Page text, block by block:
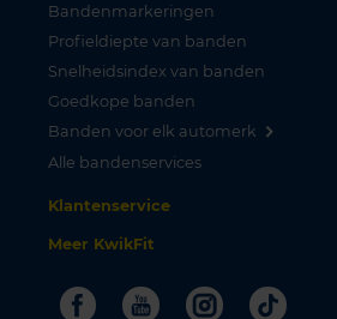
Bandenmarkeringen
Profieldiepte van banden
Snelheidsindex van banden
Goedkope banden
Banden voor elk automerk
Alle bandenservices
Klantenservice
Meer KwikFit
FacebookYoutubeInstagram
Tiktok